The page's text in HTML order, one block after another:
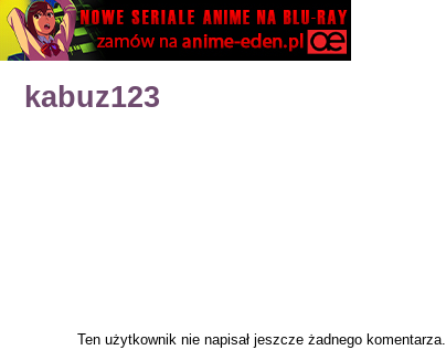
kabuz123
Ten użytkownik nie napisał jeszcze żadnego komentarza.